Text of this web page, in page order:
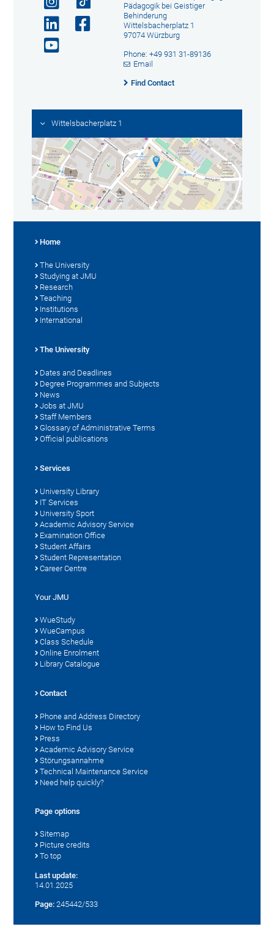
Pädagogik bei Geistiger
Behinderung
Wittelsbacherplatz 1
97074 Würzburg
Phone: +49 931 31-89136
Email
Find Contact
Wittelsbacherplatz 1
Home
The University
Studying at JMU
Research
Teaching
Institutions
International
The University
Dates and Deadlines
Degree Programmes and Subjects
News
Jobs at JMU
Staff Members
Glossary of Administrative Terms
Official publications
Services
University Library
IT Services
University Sport
Academic Advisory Service
Examination Office
Student Affairs
Student Representation
Career Centre
Your JMU
WueStudy
WueCampus
Class Schedule
Online Enrolment
Library Catalogue
Contact
Phone and Address Directory
How to Find Us
Press
Academic Advisory Service
Störungsannahme
Technical Maintenance Service
Need help quickly?
Page options
Sitemap
Picture credits
To top
Last update:
14.01.2025
Page: 245442/533